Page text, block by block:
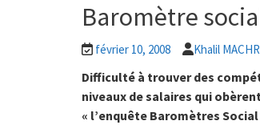
Baromètre
février 10, 2008 Khalil
Difficulté à trouver des
niveaux de salaires qui
« l’enquête Baromètres Social